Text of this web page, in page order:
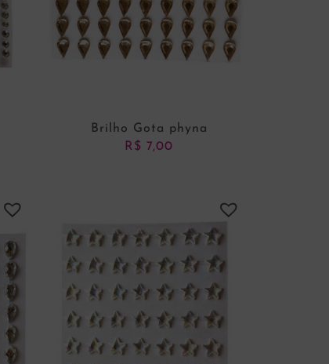
ADICIONAR AO CARRINHO
Brilho Gota phyna
R$ 7,00